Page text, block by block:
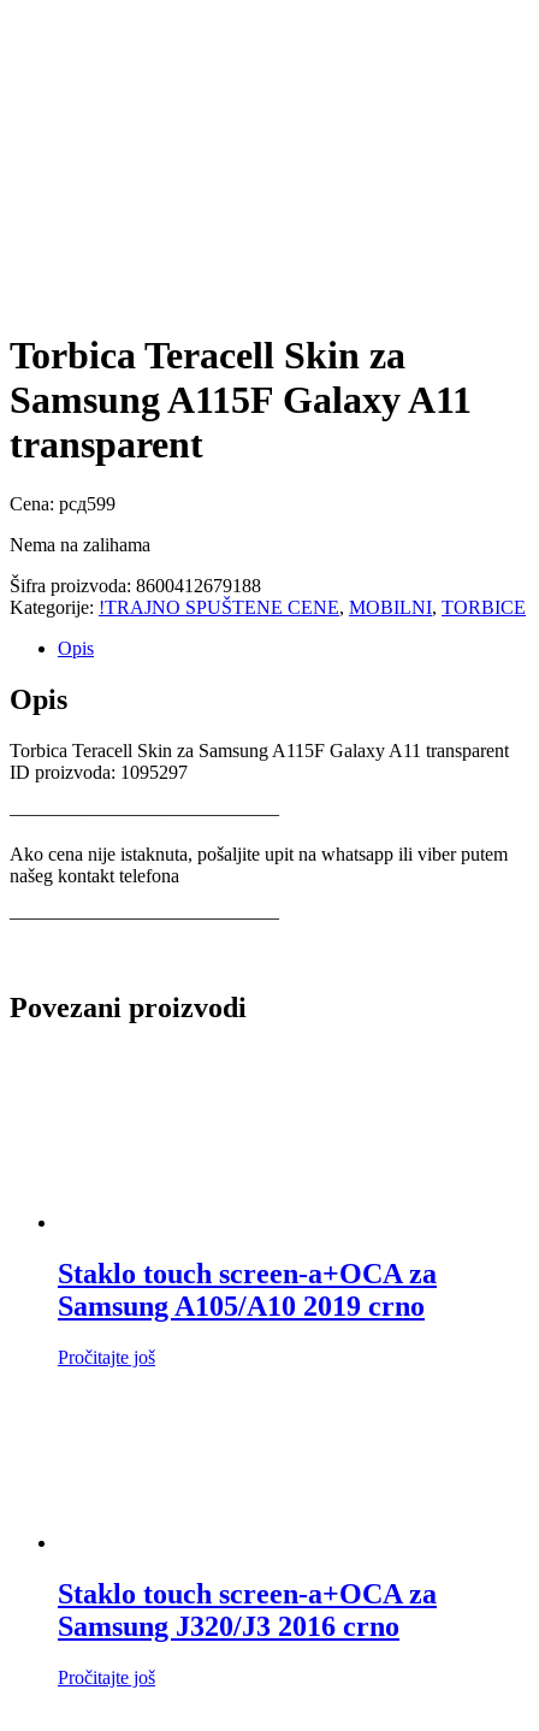
Torbica Teracell Skin za
Samsung A115F Galaxy A11
transparent
Cena: рсд599
Nema na zalihama
Šifra proizvoda: 8600412679188
Kategorije: !TRAJNO SPUŠTENE CENE, MOBILNI, TORBICE
Opis
Opis
Torbica Teracell Skin za Samsung A115F Galaxy A11 transparent
ID proizvoda: 1095297
——————————————
Ako cena nije istaknuta, pošaljite upit na whatsapp ili viber putem
našeg kontakt telefona
——————————————
Povezani proizvodi
Staklo touch screen-a+OCA za
Samsung A105/A10 2019 crno
Pročitajte još
Staklo touch screen-a+OCA za
Samsung J320/J3 2016 crno
Pročitajte još